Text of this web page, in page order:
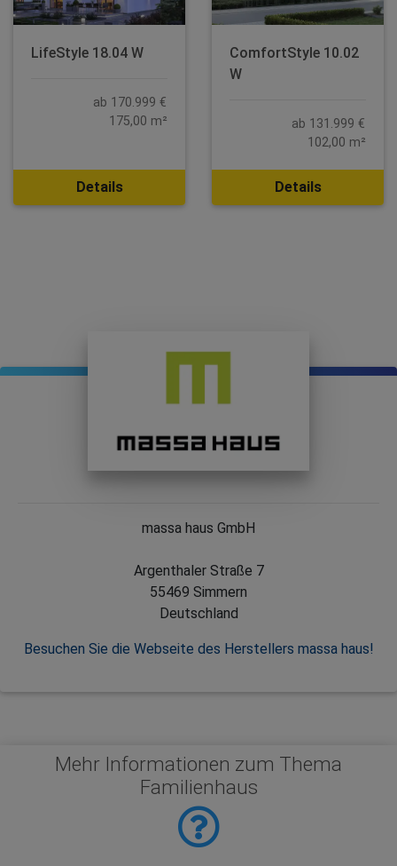
LifeStyle 18.04 W
ab 170.999 €
175,00 m²
Details
ComfortStyle 10.02
W
ab 131.999 €
102,00 m²
Details
massa haus GmbH
Argenthaler Straße 7
55469 Simmern
Deutschland
Besuchen Sie die Webseite des Herstellers massa haus!
Mehr Informationen zum Thema
Familienhaus